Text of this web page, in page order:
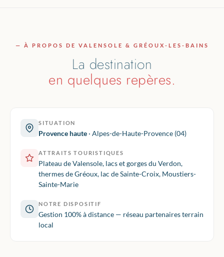
— À PROPOS DE VALENSOLE & GRÉOUX-LES-BAINS
La destination
en quelques repères.
SITUATION
Provence haute · Alpes-de-Haute-Provence (04)
ATTRAITS TOURISTIQUES
Plateau de Valensole, lacs et gorges du Verdon,
thermes de Gréoux, lac de Sainte-Croix, Moustiers-
Sainte-Marie
NOTRE DISPOSITIF
Gestion 100% à distance — réseau partenaires terrain
local